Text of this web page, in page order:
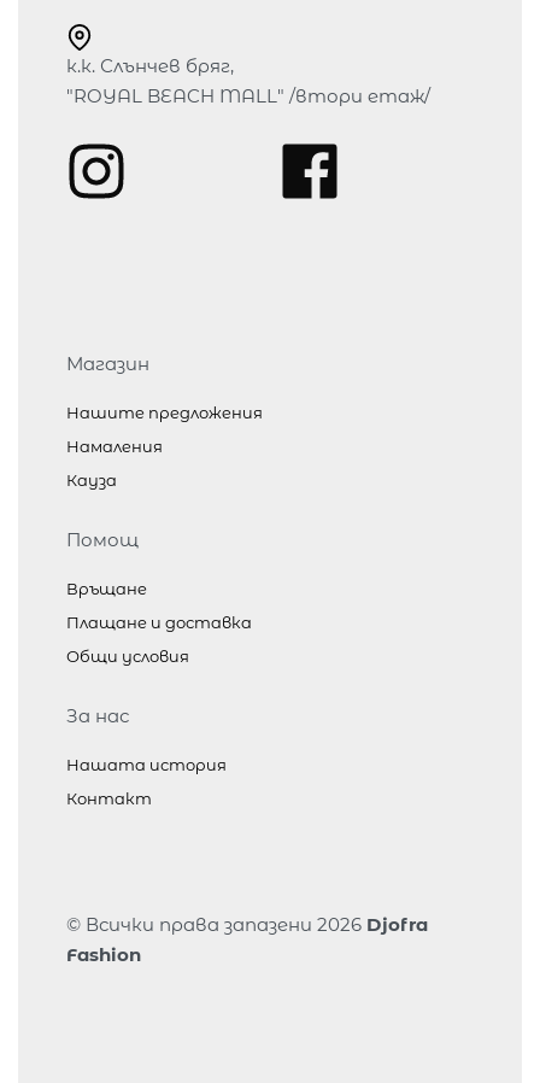
к.к. Слънчев бряг,
"ROYAL BEACH MALL" /втори етаж/
Магазин
Нашите предложения
Намаления
Кауза
Помощ
Връщане
Плащане и доставка
Общи условия
За нас
Нашата история
Контакт
© Всички права запазени 2026 Djofra
Fashion